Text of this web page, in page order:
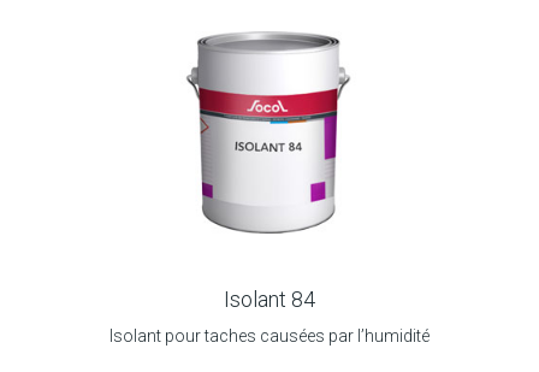
Isolant 84
Isolant pour taches causées par l’humidité